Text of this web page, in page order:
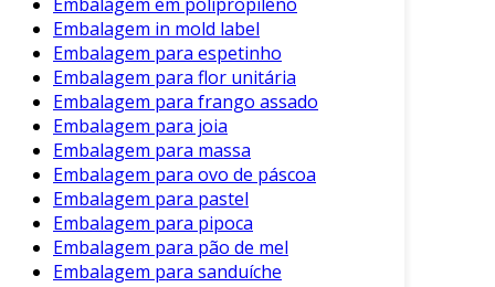
imprescindível em um mercado competitivo.
Embalagem in mold label
Embalagem para espetinho
Embalagem para flor unitária
Embalagem para frango assado
Embalagem para joia
Embalagem para massa
Embalagem para ovo de páscoa
Embalagem para pastel
Embalagem para pipoca
Embalagem para pão de mel
Embalagem para sanduíche